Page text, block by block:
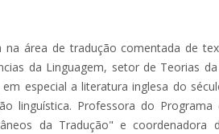
área de tradução comentada de
da Linguagem, setor de Teorias
especial a literatura inglesa do
linguística. Professora do
da Tradução" e coordenadora